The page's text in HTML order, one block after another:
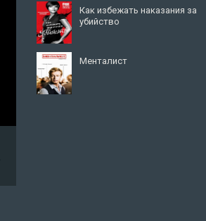
Как избежать наказания за
убийство
Менталист